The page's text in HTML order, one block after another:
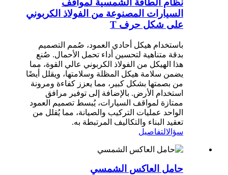
نظام الطاقة الشمسية لمواقف
السيارات المصنوعة من الفولاذ الكربوني
على شكل حرف T
باستخدام هيكل أحادي العمود، صُمم التصميم
بدقة متناهية لتحسين أداء تحمل الأحمال. صُنع
هذا الهيكل من الفولاذ الكربوني عالي القوة، مما
يضمن سلامة هيكل المظلة وسلامتها، ويقلل أيضًا
من بصمتها بشكل كبير، مما يعزز كفاءة ومرونة
استخدام الأرض. بالإضافة إلى توفير مرافق
ممتازة لمواقف السيارات، يُبسط تصميم العمود
الواحد عمليات التركيب والصيانة، مما يُقلل من
تعقيد البناء والتكاليف المرتبطة به.
سؤالالتفاصيل
حامل العاكس الشمسي